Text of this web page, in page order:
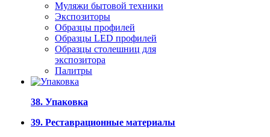
Муляжи бытовой техники
Экспозиторы
Образцы профилей
Образцы LED профилей
Образцы столешниц для
экспозитора
Палитры
38. Упаковка
39. Реставрационные материалы